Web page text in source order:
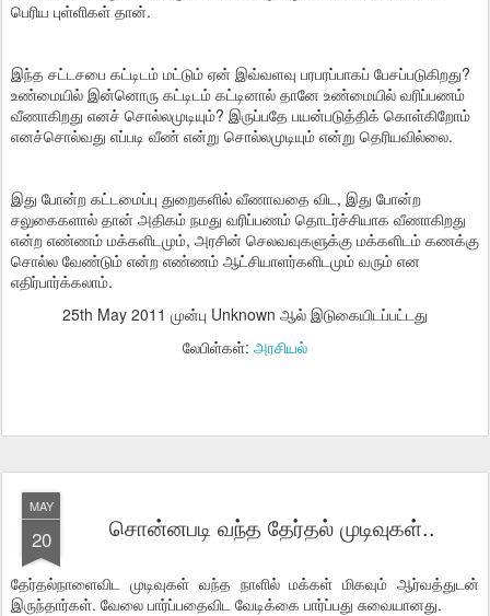
பெரிய புள்ளிகள் தான்.
இந்த சட்டசபை கட்டிடம் மட்டும் ஏன் இவ்வளவு பரபரப்பாகப் பேசப்படுகிறது?
உண்மையில் இன்னொரு கட்டிடம் கட்டினால் தானே உண்மையில் வரிப்பணம்
வீணாகிறது எனச் சொல்லமுடியும்? இருப்பதே பயன்படுத்திக் கொள்கிறோம்
எனச்சொல்வது எப்படி வீண் என்று சொல்லமுடியும் என்று தெரியவில்லை.
இது போன்ற கட்டமைப்பு துறைகளில் வீணாவதை விட, இது போன்ற
சலுகைகளால் தான் அதிகம் நமது வரிப்பணம் தொடர்ச்சியாக வீணாகிறது
என்ற எண்ணம் மக்களிடமும், அரசின் செலவவுகளுக்கு மக்களிடம் கணக்கு
சொல்ல வேண்டும் என்ற எண்ணம் ஆட்சியாளர்களிடமும் வரும் என
எதிர்பார்க்கலாம்.
25th May 2011 முன்பு Unknown ஆல் இடுகையிடப்பட்டது
லேபிள்கள்: அரசியல்
MAY
20 சொன்னபடி வந்த தேர்தல் முடிவுகள்..
தேர்தல்நாளைவிட முடிவுகள் வந்த நாளில் மக்கள் மிகவும் ஆர்வத்துடன்
இருந்தார்கள். வேலை பார்ப்பதைவிட வேடிக்கை பார்ப்பது சுவையானது.